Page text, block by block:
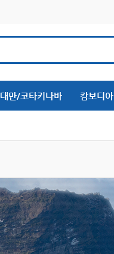
대만/코타키나바 캄보디아